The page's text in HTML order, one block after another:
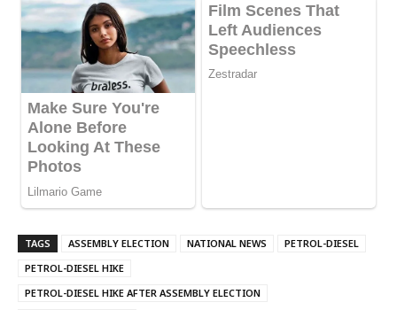
TAGS ASSEMBLY ELECTION NATIONAL NEWS
PETROL-DIESEL
PETROL-DIESEL HIKE
PETROL-DIESEL HIKE AFTER ASSEMBLY ELECTION